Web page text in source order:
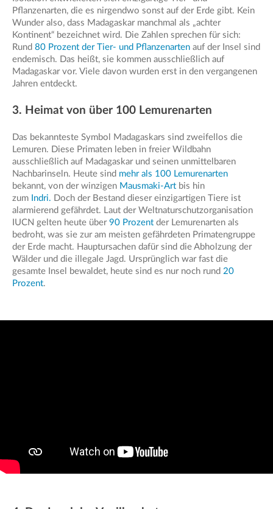
Pflanzenarten, die es nirgendwo sonst auf der Erde gibt. Kein
Wunder also, dass Madagaskar manchmal als „achter
Kontinent“ bezeichnet wird. Die Zahlen sprechen für sich:
Rund 80 Prozent der Tier- und Pflanzenarten auf der Insel sind
endemisch. Das heißt, sie kommen ausschließlich auf
Madagaskar vor. Viele davon wurden erst in den vergangenen
Jahren entdeckt.
3. Heimat von über 100 Lemurenarten
Das bekannteste Symbol Madagaskars sind zweifellos die
Lemuren. Diese Primaten leben in freier Wildbahn
ausschließlich auf Madagaskar und seinen unmittelbaren
Nachbarinseln. Heute sind mehr als 100 Lemurenarten
bekannt, von der winzigen Mausmaki-Art bis hin
zum Indri. Doch der Bestand dieser einzigartigen Tiere ist
alarmierend gefährdet. Laut der Weltnaturschutzorganisation
IUCN gelten heute über 90 Prozent der Lemurenarten als
bedroht, was sie zur am meisten gefährdeten Primatengruppe
der Erde macht. Hauptursachen dafür sind die Abholzung der
Wälder und die illegale Jagd. Ursprünglich war fast die
gesamte Insel bewaldet, heute sind es nur noch rund 20
Prozent.